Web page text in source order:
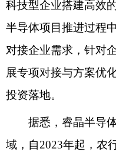
科技型企业搭建高效
半导体项目推进过程
对接企业需求，针对
展专项对接与方案优
投资落地。
据悉，睿晶半导体
域，自2023年起，农